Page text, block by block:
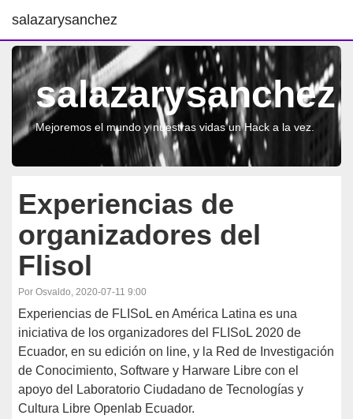
salazarysanchez
salazarysanchez
Mejoremos el mundo y nuestras vidas un Hack a la vez.
Experiencias de
organizadores del
Flisol
Por Osvaldo, 2020-07-11 9:00
Experiencias de FLISoL en América Latina es una
iniciativa de los organizadores del FLISoL 2020 de
Ecuador, en su edición on line, y la Red de Investigación
de Conocimiento, Software y Harware Libre con el
apoyo del Laboratorio Ciudadano de Tecnologías y
Cultura Libre Openlab Ecuador.